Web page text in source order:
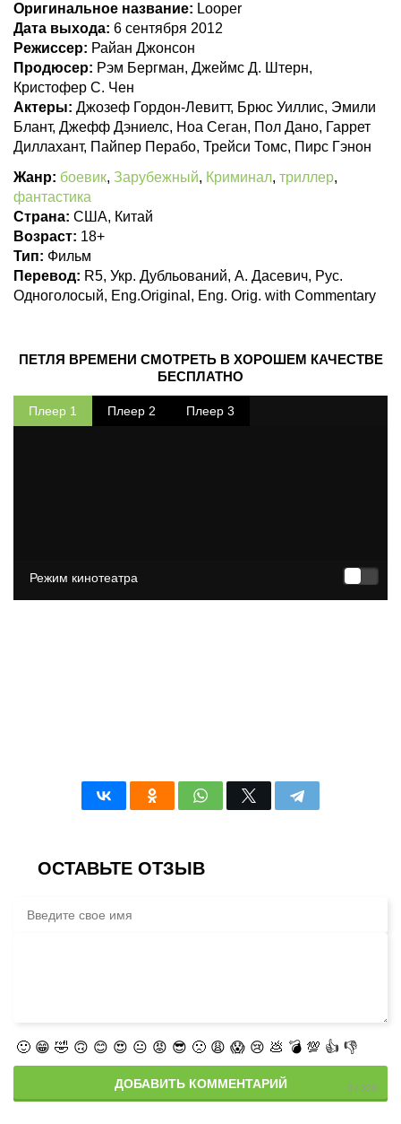
Оригинальное название: Looper
Дата выхода: 6 сентября 2012
Режиссер: Райан Джонсон
Продюсер: Рэм Бергман, Джеймс Д. Штерн,
Кристофер С. Чен
Актеры: Джозеф Гордон-Левитт, Брюс Уиллис, Эмили
Блант, Джефф Дэниелс, Ноа Сеган, Пол Дано, Гаррет
Диллахант, Пайпер Перабо, Трейси Томс, Пирс Гэнон
Жанр: боевик, Зарубежный, Криминал, триллер,
фантастика
Страна: США, Китай
Возраст: 18+
Тип: Фильм
Перевод: R5, Укр. Дубльований, А. Дасевич, Рус.
Одноголосый, Eng.Original, Eng. Orig. with Commentary
ПЕТЛЯ ВРЕМЕНИ СМОТРЕТЬ В ХОРОШЕМ КАЧЕСТВЕ
БЕСПЛАТНО
Плеер 1 Плеер 2 Плеер 3
ОСТАВЬТЕ ОТЗЫВ
🙂 😁 🤣 🙃 😊 😍 😐 😡 😎 🙁 😩 😱 😢 💩 💣 💯 👍 👎
ДОБАВИТЬ КОММЕНТАРИЙ